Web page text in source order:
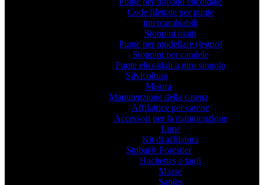
Code filettate per punte
intercambiabili
Stoppini piatti
Punte per modellare (legno)
Stoppini per candele
Punte elicoidali a giro singolo
Silvicoltura
Misura
Manutenzione della catena
Affilatrice per catene
Accessori per la manutenzione
Lime
Kit di affilatura
Stubai® Forestier
Hachettes e tagli
Masse
Sapies